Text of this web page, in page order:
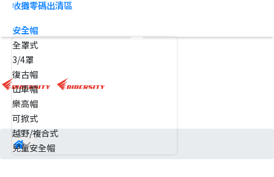
收攤零碼出清區
安全帽
全罩式
3/4罩
復古帽
山車帽
樂高帽
可掀式
越野/複合式
兒童安全帽